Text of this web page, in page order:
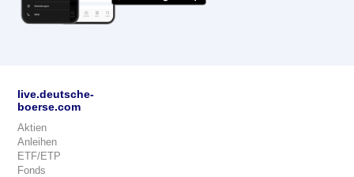
live.deutsche-
boerse.com
Aktien
Anleihen
ETF/ETP
Fonds